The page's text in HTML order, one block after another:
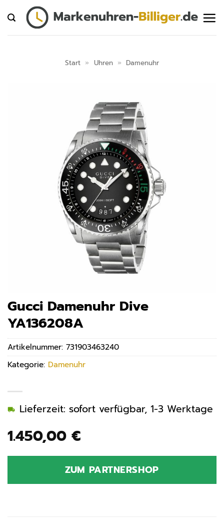
Inhalt
springen
Start » Uhren » Damenuhr
Gucci Damenuhr Dive
YA136208A
1.450,00 €
Lieferzeit: sofort verfügbar, 1-3 Werktage
ZUM PARTNERSHOP
Artikelnummer: 731903463240
Kategorie: Damenuhr